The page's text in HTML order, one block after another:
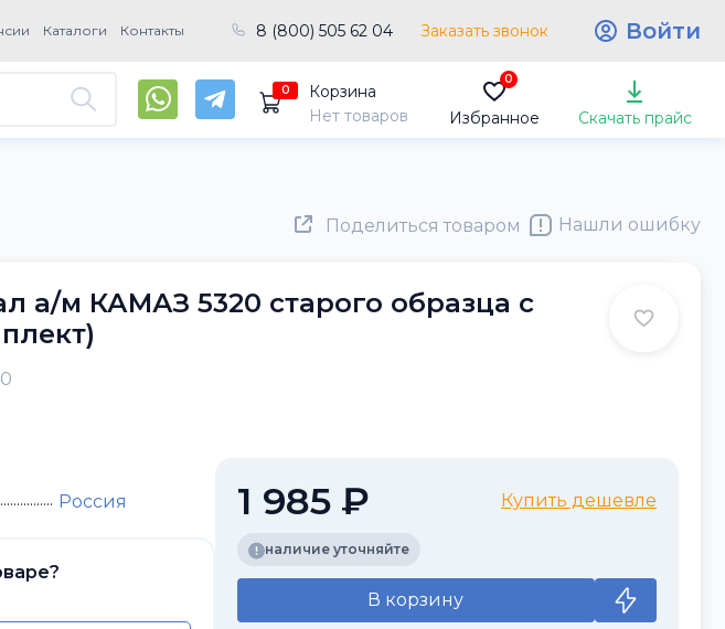
Каталоги Контакты 8 (800) 505 62 04 Заказать звонок Войти
0
Корзина
Нет товаров
0
Избранное Скачать прайс
Поделиться товаром Нашли ошибку
а/м КАМАЗ 5320 старого образца с
Россия 1 985 ₽ Купить дешевле
наличие уточняйте
В корзину